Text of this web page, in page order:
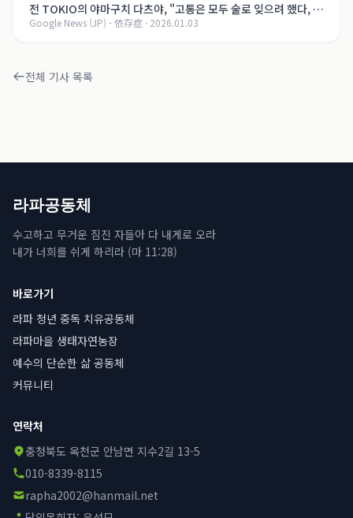
전 TOKIO의 야마구치 다츠야, "고통은 모두 술로 잊으려 했다, 지
금은..." 알코올 의존증 회복의 여정【제8화】
Google News (JP) - 依存症 · 2026.01.03
전체 기사 목록
라파공동체
수고하고 무거운 짐진 자들아 다 내게로 오라
내가 너희를 쉬게 하리라 (마 11:28)
바로가기
라파 청년 중독 치유공동체
라파마을 생태자연농장
예수의 단순한 삶 공동체
커뮤니티
연락처
충청북도 옥천군 안남면 지수2길 13-5
010-8339-8115
rapha2002@hanmail.net